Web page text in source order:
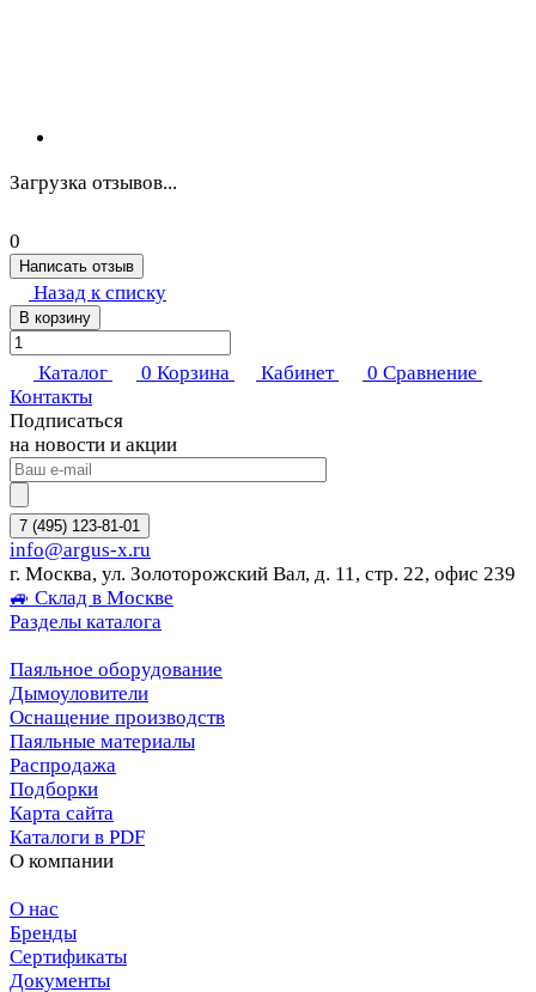
Загрузка отзывов...
0
Написать отзыв
Назад к списку
В корзину
Каталог 0 Корзина Кабинет 0 Сравнение
Контакты
Подписаться
на новости и акции
7 (495) 123-81-01
info@argus-x.ru
г. Москва, ул. Золоторожский Вал, д. 11, стр. 22, офис 239
🚙 Склад в Москве
Разделы каталога
Паяльное оборудование
Дымоуловители
Оснащение производств
Паяльные материалы
Распродажа
Подборки
Карта сайта
Каталоги в PDF
О компании
О нас
Бренды
Сертификаты
Документы